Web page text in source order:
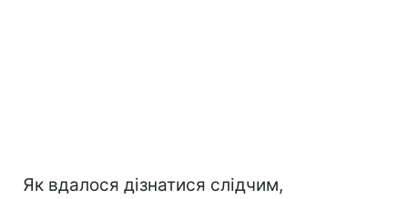
Як вдалося дізнатися слідчим,